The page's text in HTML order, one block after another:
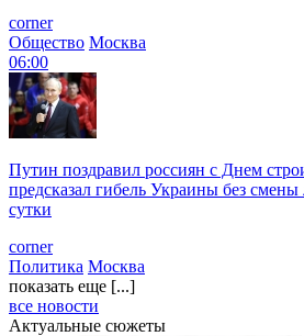
corner
Общество Москва
06:00
Путин поздравил россиян с Днем
предсказал гибель Украины без смены
сутки
corner
Политика Москва
показать еще [...]
все новости
Актуальные сюжеты